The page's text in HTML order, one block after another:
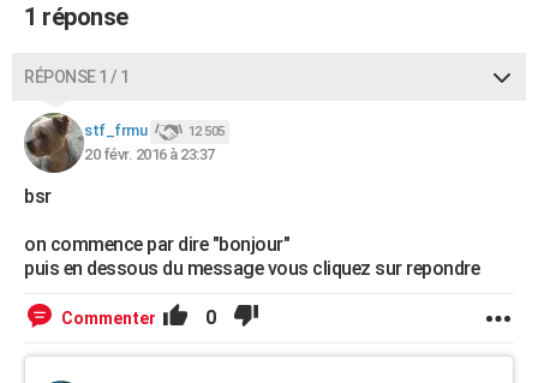
Carte de Noël
Carte Bonne année
Carte Saint-Valentin
Carte Pâques
Carte d'anniversaire
Dictionnaire
Biographies
Citations
Expressions
Proverbes
PROGRAMME TV
COPAINS D'AVANT
AVIS DE DÉCÈS
Bricolage
Lifestyle
Culture
Sport
Auto
Television
Voyage
Cinema
1 réponse
RÉPONSE 1 / 1
stf_frmu 12 505
20 févr. 2016 à 23:37
bsr
on commence par dire "bonjour"
puis en dessous du message vous cliquez sur repondre
Commenter 0